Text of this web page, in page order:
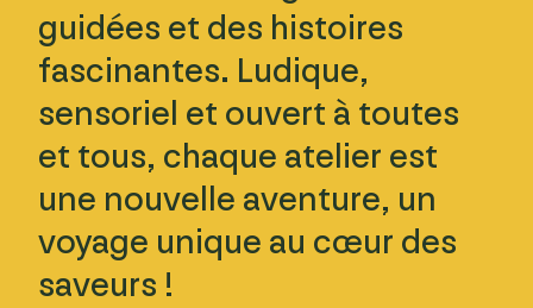
guidées et des histoires
fascinantes. Ludique,
sensoriel et ouvert à toutes
et tous, chaque atelier est
une nouvelle aventure, un
voyage unique au cœur des
saveurs !